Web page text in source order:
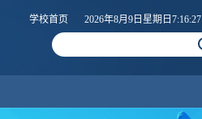
学校首页 2026年8月9日星期日7:16:27